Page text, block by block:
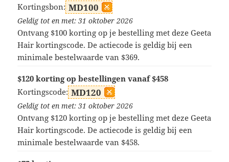
Kortingsbon: MD100
Geldig tot en met: 31 oktober 2026
Ontvang $100 korting op je bestelling met deze Geeta
Hair kortingscode. De actiecode is geldig bij een
minimale bestelwaarde van $369.
$120 korting op bestellingen vanaf $458
Kortingscode: MD120
Geldig tot en met: 31 oktober 2026
Ontvang $120 korting op je bestelling met deze Geeta
Hair kortingscode. De actiecode is geldig bij een
minimale bestelwaarde van $458.